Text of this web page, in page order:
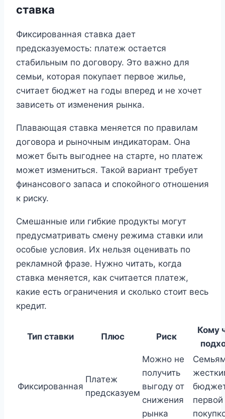
ставка
Фиксированная ставка дает
предсказуемость: платеж остается
стабильным по договору. Это важно для
семьи, которая покупает первое жилье,
считает бюджет на годы вперед и не хочет
зависеть от изменения рынка.
Плавающая ставка меняется по правилам
договора и рыночным индикаторам. Она
может быть выгоднее на старте, но платеж
может измениться. Такой вариант требует
финансового запаса и спокойного отношения
к риску.
Смешанные или гибкие продукты могут
предусматривать смену режима ставки или
особые условия. Их нельзя оценивать по
рекламной фразе. Нужно читать, когда
ставка меняется, как считается платеж,
какие есть ограничения и сколько стоит весь
кредит.
Тип ставки Плюс Риск
Кому
Фиксированная
Платеж
предсказуем
Можно не
получить
выгоду от
снижения
рынка
первой